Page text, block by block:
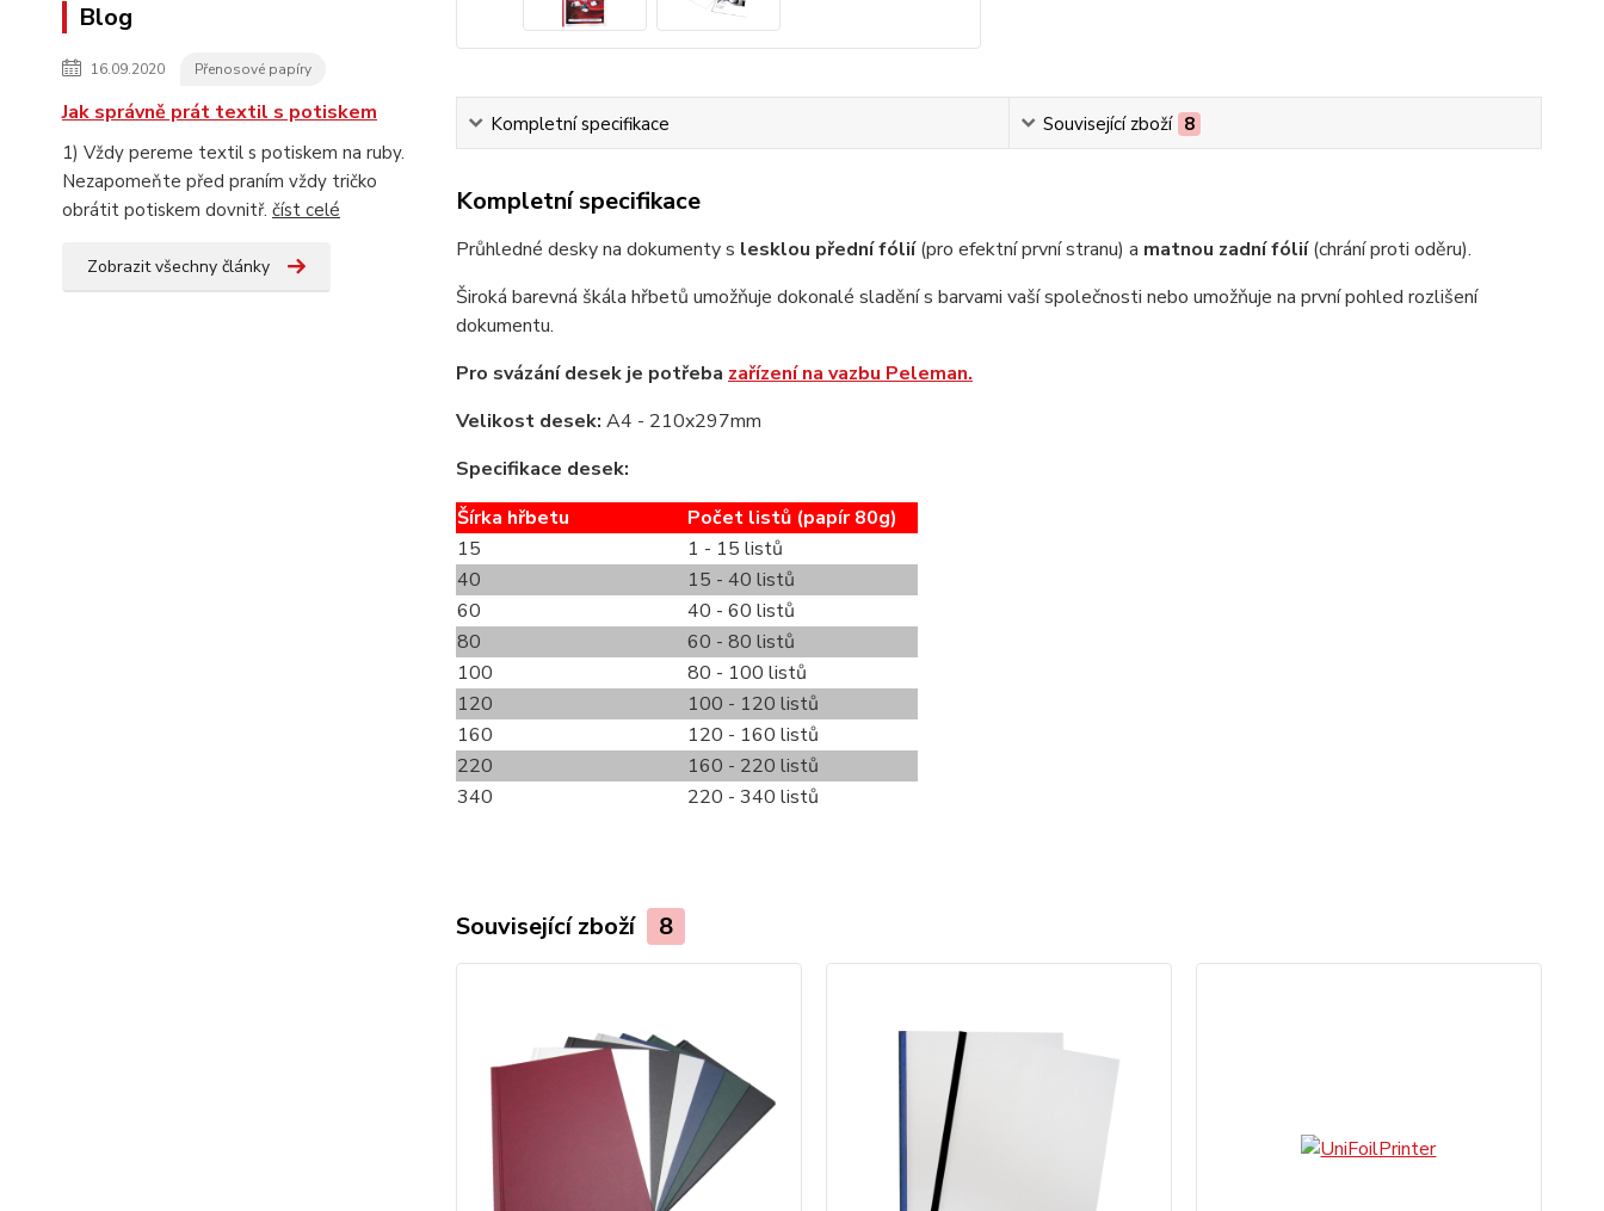
Blog
16.09.2020 Přenosové papíry
Jak správně prát textil s potiskem
1) Vždy pereme textil s potiskem na ruby.
Nezapomeňte před praním vždy tričko
obrátit potiskem dovnitř. číst celé
Zobrazit všechny články
Kompletní specifikace Související zboží 8
Kompletní specifikace
Průhledné desky na dokumenty s lesklou přední fólií(pro efektní první stranu) a matnou zadní fólií(chrání proti oděru).
Široká barevná škála hřbetů umožňuje dokonalé sladění s barvami vaší společnosti nebo umožňuje na první pohled rozlišení
dokumentu.
Pro svázání desek je potřeba zařízení na vazbu Peleman.
Velikost desek: A4 - 210x297mm
Specifikace desek:
Šírka hřbetu
Počet listů (papír 80g)
15
1 - 15 listů
40
15 - 40 listů
60
40 - 60 listů
80
60 - 80 listů
100
80 - 100 listů
120
100 - 120 listů
160
120 - 160 listů
220
160 - 220 listů
340
220 - 340 listů
Související zboží 8